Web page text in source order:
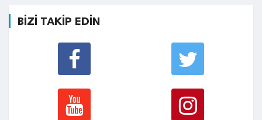
BİZİ TAKİP EDİN